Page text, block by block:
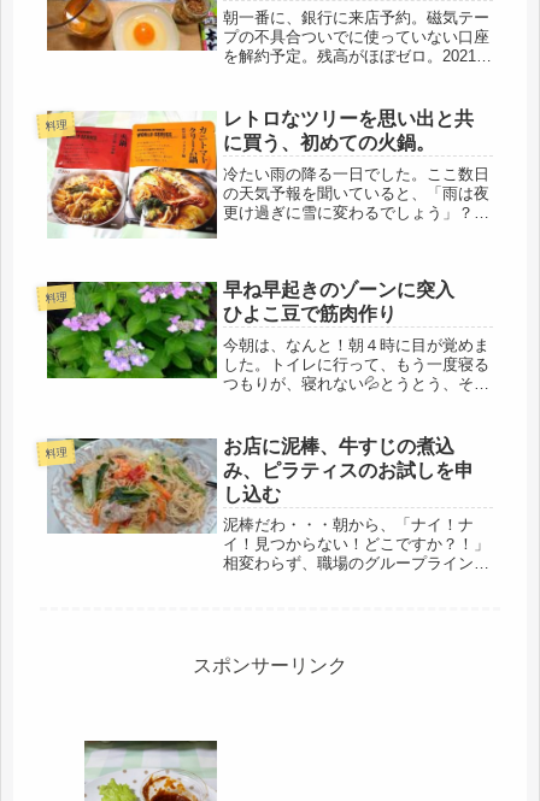
朝一番に、銀行に来店予約。磁気テー
プの不具合ついでに使っていない口座
を解約予定。残高がほぼゼロ。2021年
も、身の回りをシンプルに。新札に切
り替わると、窓口は混みそうな...
料理
レトロなツリーを思い出と共
に買う、初めての火鍋。
冷たい雨の降る一日でした。ここ数日
の天気予報を聞いていると、「雨は夜
更け過ぎに雪に変わるでしょう」？？
代後半の独身時代の12月が、...
料理
早ね早起きのゾーンに突入
ひよこ豆で筋肉作り
今朝は、なんと！朝４時に目が覚めま
した。トイレに行って、もう一度寝る
つもりが、寝れない💦とうとう、そん
時過ぎに寝落ちしていたので、とりあ
えず６時間は寝たようです。昨日
は、...
料理
お店に泥棒、牛すじの煮込
み、ピラティスのお試しを申
し込む
泥棒だわ・・・朝から、「ナイ！ナ
イ！見つからない！どこですか？！」
相変わらず、職場のグループライン
事項でもない。今...
スポンサーリンク